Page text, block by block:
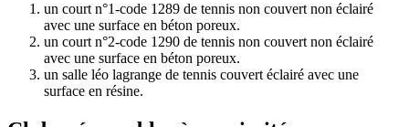
un court n°1-code 1289 de tennis non couvert non éclairé
avec une surface en béton poreux.
un court n°2-code 1290 de tennis non couvert non éclairé
avec une surface en béton poreux.
un salle léo lagrange de tennis couvert éclairé avec une
surface en résine.